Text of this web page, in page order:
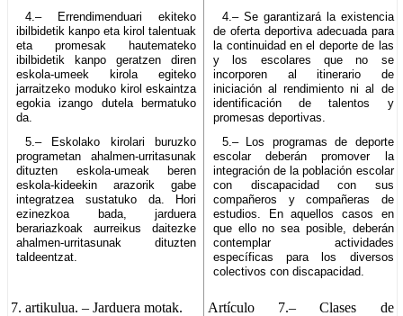
4.– Errendimenduari ekiteko
ibilbidetik kanpo eta kirol talentuak
eta promesak hautemateko
ibilbidetik kanpo geratzen diren
eskola-umeek kirola egiteko
jarraitzeko moduko kirol eskaintza
egokia izango dutela bermatuko
da.
4.– Se garantizará la existencia
de oferta deportiva adecuada para
la continuidad en el deporte de las
y los escolares que no se
incorporen al itinerario de
iniciación al rendimiento ni al de
identificación de talentos y
promesas deportivas.
5.– Eskolako kirolari buruzko
programetan ahalmen-urritasunak
dituzten eskola-umeak beren
eskola-kideekin arazorik gabe
integratzea sustatuko da. Hori
ezinezkoa bada, jarduera
berariazkoak aurreikus daitezke
ahalmen-urritasunak dituzten
taldeentzat.
5.– Los programas de deporte
escolar deberán promover la
integración de la población escolar
con discapacidad con sus
compañeros y compañeras de
estudios. En aquellos casos en
que ello no sea posible, deberán
contemplar actividades
específicas para los diversos
colectivos con discapacidad.
7. artikulua. – Jarduera motak. Artículo 7.–Clases de